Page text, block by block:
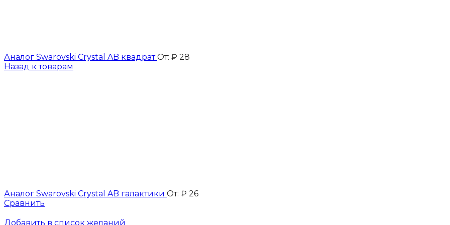
Аналог Swarovski Crystal AB квадратОт: ₽ 28
Назад к товарам
Аналог Swarovski Crystal AB галактики От: ₽ 26
Сравнить
Добавить в список желаний